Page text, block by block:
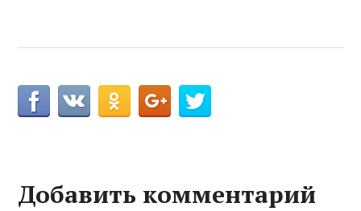
Добавить комментарий